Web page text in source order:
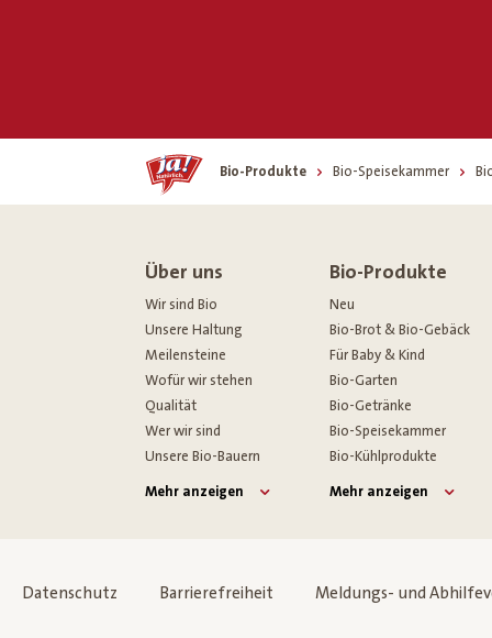
Home
Bio-Produkte Bio-Speisekammer
Über uns
Wir sind Bio
Unsere Haltung
Meilensteine
Wofür wir stehen
Qualität
Wer wir sind
Unsere Bio-Bauern
Mehr anzeigen
Bio-Produkte
Neu
Bio-Brot & Bio-Gebäck
Für Baby & Kind
Bio-Garten
Bio-Getränke
Bio-Speisekammer
Bio-Kühlprodukte
Mehr anzeigen
Datenschutz Barrierefreiheit Meldungs- und